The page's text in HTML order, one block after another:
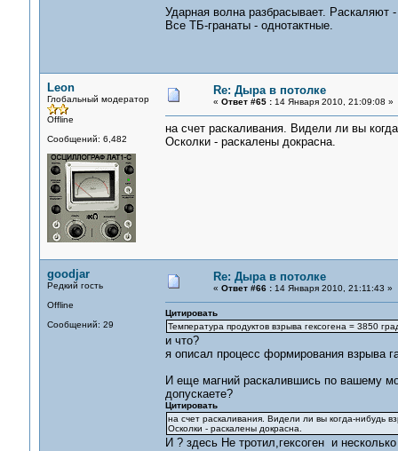
Ударная волна разбрасывает. Раскаляют
Все ТБ-гранаты - однотактные.
Leon
Глобальный модератор
Offline
Сообщений: 6,482
Re: Дыра в потолке
« Ответ #65 :14 Января 2010, 21:09:08 »
на счет раскаливания. Видели ли вы
Осколки - раскалены докрасна.
goodjar
Редкий гость
Offline
Сообщений: 29
Re: Дыра в потолке
« Ответ #66 :14 Января 2010, 21:11:43 »
Цитировать
Температура продуктов взрыва гексогена = 3850
и что?
я описал процесс формирования взрыва
И еще магний раскалившись по вашему
допускаете?
Цитировать
на счет раскаливания. Видели ли вы когда-нибудь
Осколки - раскалены докрасна.
И ? здесь Не тротил,гексоген и